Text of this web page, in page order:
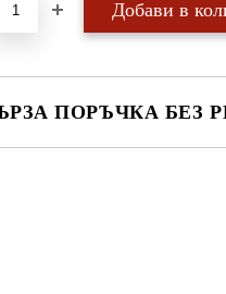
ПОРЪЧКА БЕЗ